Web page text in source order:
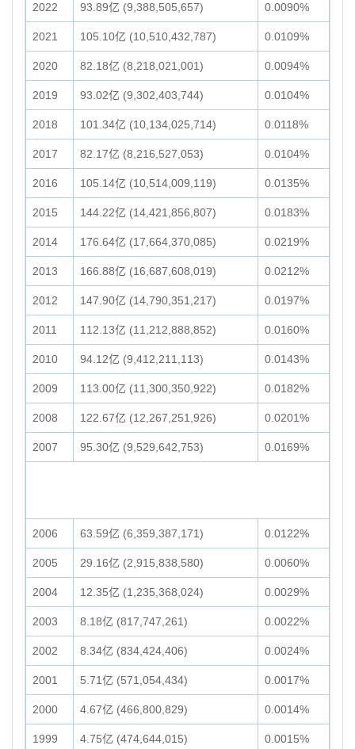
2022 93.89亿 (9,388,505,657) 0.0090%
2021 105.10亿 (10,510,432,787) 0.0109%
2020 82.18亿 (8,218,021,001) 0.0094%
2019 93.02亿 (9,302,403,744) 0.0104%
2018 101.34亿 (10,134,025,714) 0.0118%
2017 82.17亿 (8,216,527,053) 0.0104%
2016 105.14亿 (10,514,009,119) 0.0135%
2015 144.22亿 (14,421,856,807) 0.0183%
2014 176.64亿 (17,664,370,085) 0.0219%
2013 166.88亿 (16,687,608,019) 0.0212%
2012 147.90亿 (14,790,351,217) 0.0197%
2011 112.13亿 (11,212,888,852) 0.0160%
2010 94.12亿 (9,412,211,113) 0.0143%
2009 113.00亿 (11,300,350,922) 0.0182%
2008 122.67亿 (12,267,251,926) 0.0201%
2007 95.30亿 (9,529,642,753) 0.0169%
2006 63.59亿 (6,359,387,171) 0.0122%
2005 29.16亿 (2,915,838,580) 0.0060%
2004 12.35亿 (1,235,368,024) 0.0029%
2003 8.18亿 (817,747,261) 0.0022%
2002 8.34亿 (834,424,406) 0.0024%
2001 5.71亿 (571,054,434) 0.0017%
2000 4.67亿 (466,800,829) 0.0014%
1999 4.75亿 (474,644,015) 0.0015%